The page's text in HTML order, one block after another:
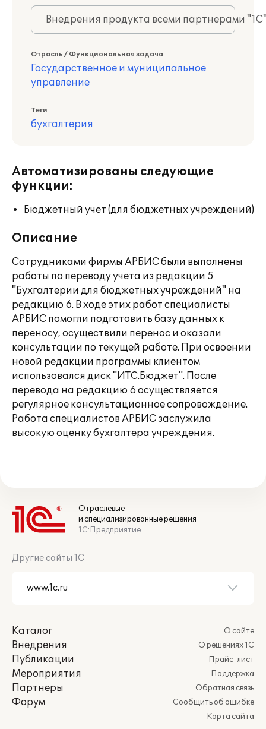
Внедрения продукта всеми партнерами
Отрасль / Функциональная задача
Государственное и муниципальное
управление
Теги
бухгалтерия
Автоматизированы следующие
функции:
Бюджетный учет (для бюджетных учреждений)
Описание
Сотрудниками фирмы АРБИС были выполнены
работы по переводу учета из редакции 5
"Бухгалтерии для бюджетных учреждений" на
редакцию 6. В ходе этих работ специалисты
АРБИС помогли подготовить базу данных к
переносу, осуществили перенос и оказали
консультации по текущей работе. При освоении
новой редакции программы клиентом
использовался диск "ИТС.Бюджет". После
перевода на редакцию 6 осуществляется
регулярное консультационное сопровождение.
Работа специалистов АРБИС заслужила
высокую оценку бухгалтера учреждения.
Отраслевые
и специализированные решения
1С:Предприятие
Другие сайты 1С
Каталог
Внедрения
Публикации
Мероприятия
Партнеры
Форум
О сайте
О решениях 1С
Прайс-лист
Поддержка
Обратная связь
Сообщить об ошибке
Карта сайта